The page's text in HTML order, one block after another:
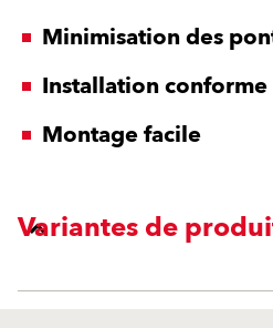
Minimisation des
Installation
Montage facile
Variantes de